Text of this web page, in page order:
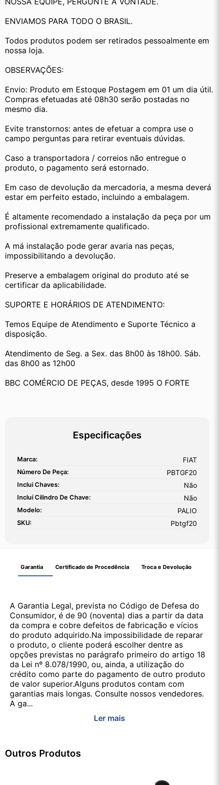
ENVIAMOS PARA TODO O BRASIL.
Todos produtos podem ser retirados pessoalmente em
nossa loja.
OBSERVAÇÕES:
Envio: Produto em Estoque Postagem em 01 um dia útil.
Compras efetuadas até 08h30 serão postadas no
mesmo dia.
Evite transtornos: antes de efetuar a compra use o
campo perguntas para retirar eventuais dúvidas.
Caso a transportadora / correios não entregue o
produto, o pagamento será estornado.
Em caso de devolução da mercadoria, a mesma deverá
estar em perfeito estado, incluindo a embalagem.
É altamente recomendado a instalação da peça por um
profissional extremamente qualificado.
A má instalação pode gerar avaria nas peças,
impossibilitando a devolução.
Preserve a embalagem original do produto até se
certificar da aplicabilidade.
SUPORTE E HORÁRIOS DE ATENDIMENTO:
Temos Equipe de Atendimento e Suporte Técnico a
disposição.
Atendimento de Seg. a Sex. das 8h00 às 18h00. Sáb.
das 8h00 as 12h00
BBC COMÉRCIO DE PEÇAS, desde 1995 O FORTE
Especificações
Marca: FIAT
Número De Peça: PBTGF20
Inclui Chaves: Não
Incluí Cilindro De Chave: Não
Modelo: PALIO
SKU: Pbtgf20
Garantia Certificado de Procedência Troca e Devolução
A Garantia Legal, prevista no Código de Defesa do
Consumidor, é de 90 (noventa) dias a partir da data
da compra e cobre defeitos de fabricação e vícios
do produto adquirido.Na impossibilidade de reparar
o produto, o cliente poderá escolher dentre as
opções previstas no parágrafo primeiro do artigo 18
da Lei nº 8.078/1990, ou, ainda, a utilização do
crédito como parte do pagamento de outro produto
de valor superior.Alguns produtos contam com
garantias mais longas. Consulte nossos vendedores.
A ga...
Ler mais
Outros Produtos